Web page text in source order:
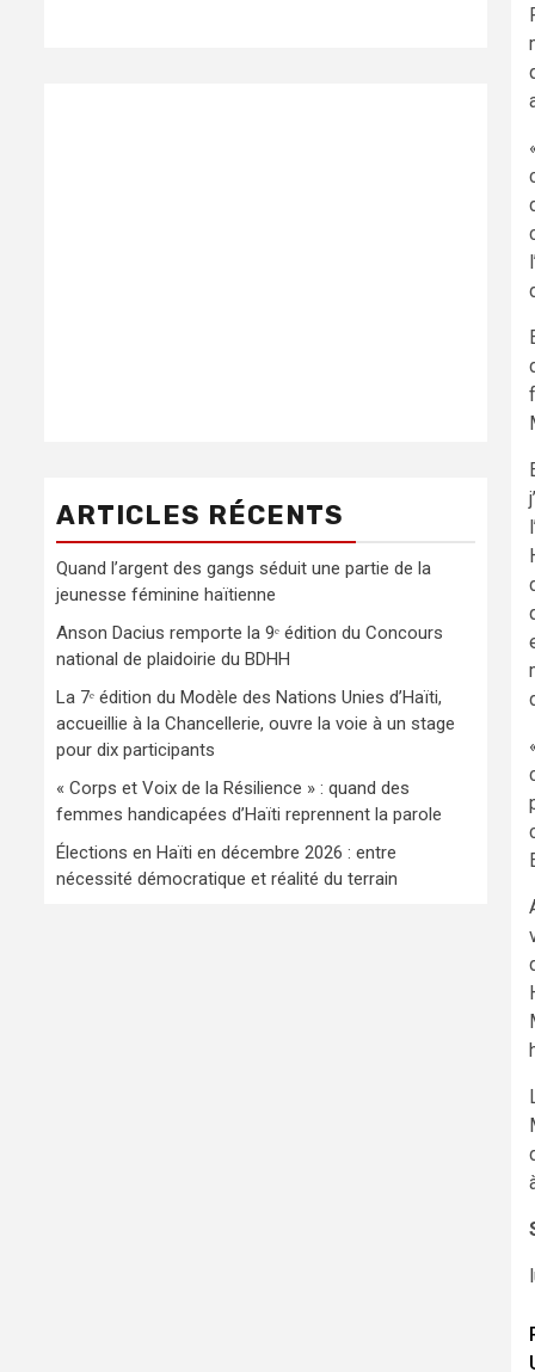
ARTICLES RÉCENTS
Quand l’argent des gangs séduit une partie de la
jeunesse féminine haïtienne
Anson Dacius remporte la 9ᵉ édition du Concours
national de plaidoirie du BDHH
La 7ᵉ édition du Modèle des Nations Unies d’Haïti,
accueillie à la Chancellerie, ouvre la voie à un stage
pour dix participants
« Corps et Voix de la Résilience » : quand des
femmes handicapées d’Haïti reprennent la parole
Élections en Haïti en décembre 2026 : entre
nécessité démocratique et réalité du terrain